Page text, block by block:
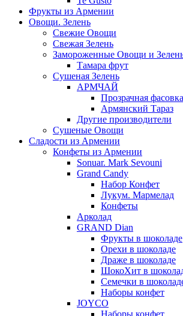
Фрукты из Армении
Овощи. Зелень
Свежие Овощи
Свежая Зелень
Замороженные Овощи и
Тамара фрут
Сушеная Зелень
АРМЧАЙ
Прозрачная фасовка
Армянский Тараз
Другие производители
Сушеные Овощи
Сладости из Армении
Конфеты из Армении
Sonuar. Mark Sevouni
Grand Candy
Набор Конфет
Лукум. Мармелад
Конфеты
Арколад
GRAND Dian
Фрукты в шоколаде
Орехи в шоколаде
Драже в шоколаде
ШокоХит в
Семечки в
Наборы конфет
JOYCO
Наборы конфет